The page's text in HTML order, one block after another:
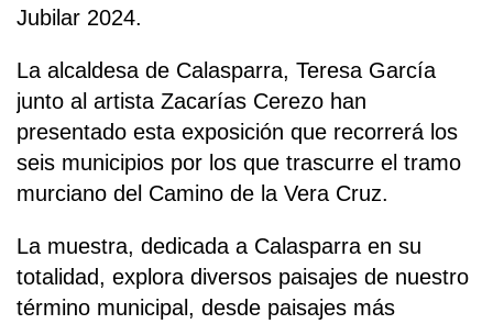
Jubilar 2024.
La alcaldesa de Calasparra, Teresa García
junto al artista Zacarías Cerezo han
presentado esta exposición que recorrerá los
seis municipios por los que trascurre el tramo
murciano del Camino de la Vera Cruz.
La muestra, dedicada a Calasparra en su
totalidad, explora diversos paisajes de nuestro
término municipal, desde paisajes más